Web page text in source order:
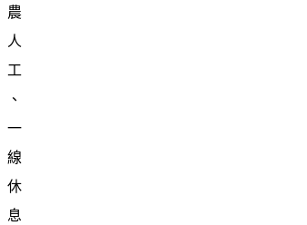
農
人
工
、
一
線
休
息